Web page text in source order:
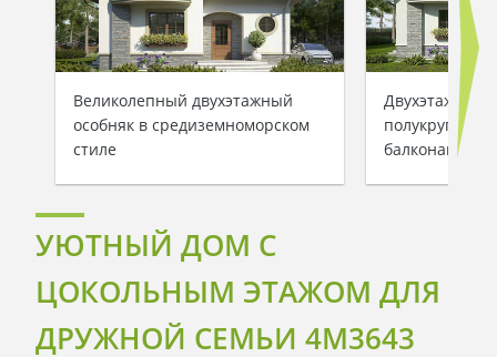
Великолепный двухэтажный
особняк в средиземноморском
стиле
Двухэтажный
балконами
УЮТНЫЙ ДОМ С
ЦОКОЛЬНЫМ ЭТАЖОМ ДЛЯ
ДРУЖНОЙ СЕМЬИ 4M3643